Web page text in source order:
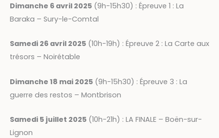
Dimanche 6 avril 2025 (9h-15h30) : Épreuve 1 : La
Baraka – Sury-le-Comtal
Samedi 26 avril 2025 (10h-19h) : Épreuve 2 : La Carte aux
trésors – Noirétable
Dimanche 18 mai 2025 (9h-15h30) : Épreuve 3 : La
guerre des restos – Montbrison
Samedi 5 juillet 2025 (10h-21h) : LA FINALE – Boën-sur-
Lignon